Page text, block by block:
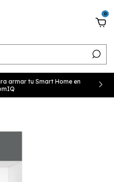
0
armar tu Smart Home en